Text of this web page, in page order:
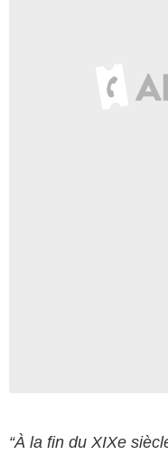
“À la fin du XIXe